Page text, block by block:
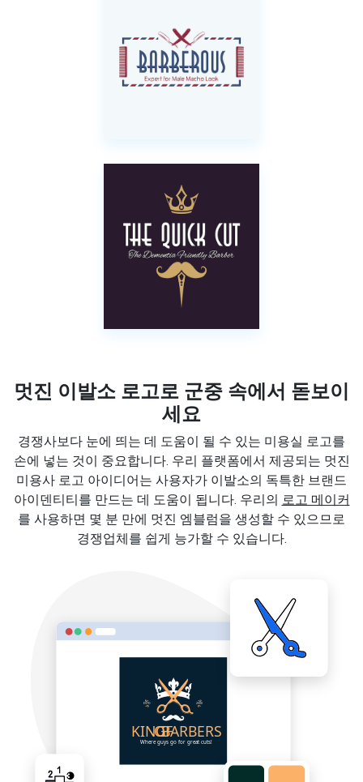
멋진 이발소 로고로 군중 속에서 돋보이
세요
경쟁사보다 눈에 띄는 데 도움이 될 수 있는 미용실 로고를
손에 넣는 것이 중요합니다. 우리 플랫폼에서 제공되는 멋진
미용사 로고 아이디어는 사용자가 이발소의 독특한 브랜드
아이덴티티를 만드는 데 도움이 됩니다. 우리의 로고 메이커
를 사용하면 몇 분 만에 멋진 엠블럼을 생성할 수 있으므로
경쟁업체를 쉽게 능가할 수 있습니다.